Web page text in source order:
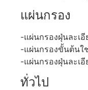
แผ่นกรอง
-แผ่นกรองฝุ่นละเอี
-แผ่นกรองขั้นต้นใ
-แผ่นกรองฝุ่นละเ
ทั่วไป